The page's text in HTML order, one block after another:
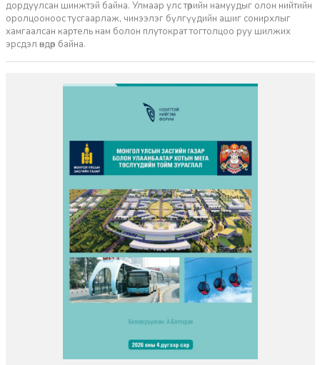
дордуулсан шинжтэй байна. Улмаар улс төрийн намуудыг олон нийтийн
оролцооноос тусгаарлаж, чинээлэг бүлгүүдийн ашиг сонирхлыг
хамгаалсан картель нам болон плутократ тогтолцоо руу шилжих
эрсдэл өндөр байна.